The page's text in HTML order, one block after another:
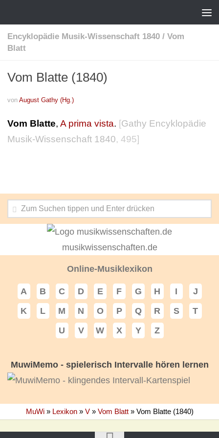
Encyklopädie Musik-Wissenschaft 1840 / Vom
Blatt
Vom Blatte (1840)
von August Gathy (Hg.)
Vom Blatte, A prima vista. [Gathy Encyklopädie
Musik-Wissenschaft 1840, 495]
musikwissenschaften.de
Online-Musiklexikon
A B C D E F G H I
J
K
L M N O P Q R S
T
U
V W X Y Z
MuwiMemo - spielerisch Intervalle hören lernen
MuWi» Lexikon» V» Vom Blatt» Vom Blatte (1840)